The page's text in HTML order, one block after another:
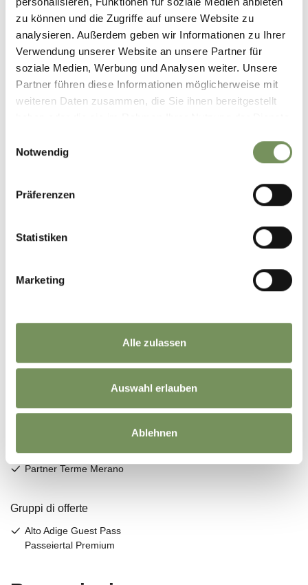
zu können und die Zugriffe auf unsere Website zu
analysieren. Außerdem geben wir Informationen zu Ihrer
Verwendung unserer Website an unsere Partner für
soziale Medien, Werbung und Analysen weiter. Unsere
Partner führen diese Informationen möglicherweise mit
weiteren Daten zusammen, die Sie ihnen bereitgestellt
Notwendig
Präferenzen
Statistiken
Marketing
Alle zulassen
Auswahl erlauben
Ablehnen